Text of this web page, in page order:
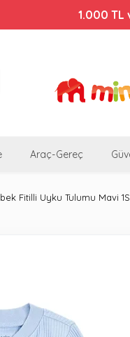
1.000 TL
Araç-Gereç
Fitilli Uyku Tulumu Mavi